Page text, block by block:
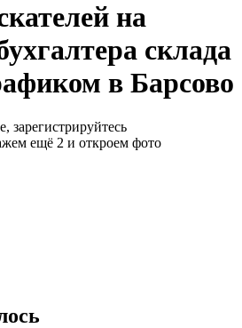
на
склада
в Барсово
зарегистрируйтесь
ещё 2 и откроем фото